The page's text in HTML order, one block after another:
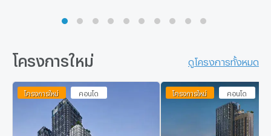
โครงการใหม่ ดูโครงการทั้งหมด
โครงการใหม่ คอนโด โครงการใหม่ คอนโด